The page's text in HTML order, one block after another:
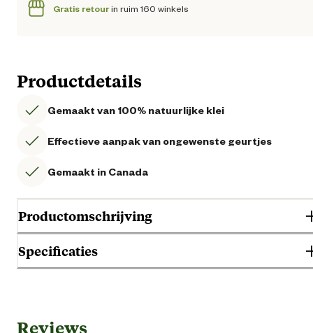
Gratis retourin ruim 160 winkels
Productdetails
Gemaakt van 100% natuurlijke klei
Effectieve aanpak van ongewenste geurtjes
Gemaakt in Canada
Productomschrijving
wat betekent dat het stof minimaliseert voor het comfort van de
en hun familie. Lage tracking zorgt voor een schone en gezonde
Specificaties
Ean
Reviews